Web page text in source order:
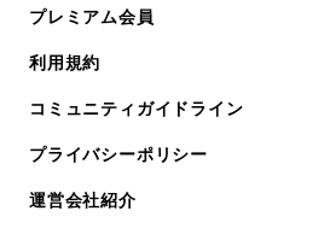
プレミアム会員
利用規約
コミュニティガイドライン
プライバシーポリシー
運営会社紹介